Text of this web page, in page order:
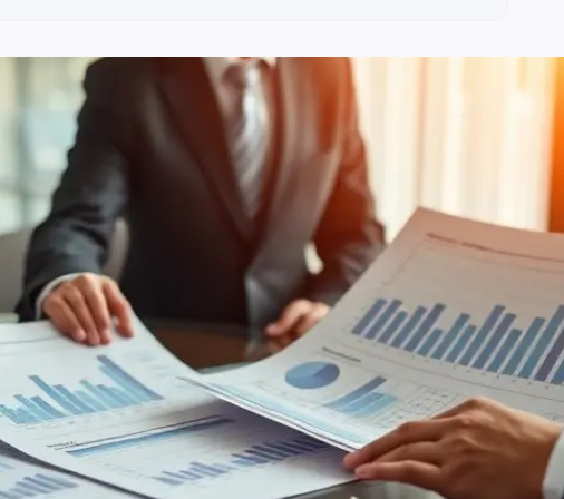
confondus. Détenir trois contrats avec un seul enfant
€, global pour toutes les primes et tous les bénéficiaires, et
152 501 € et 700 000 €, puis à 31,25 % au-delà. Ce
le partenaire de PACS bénéficiaires d'un contrat d'assurance-
€ avec un conjoint usufruitier de 68 ans, la nue-propriété est